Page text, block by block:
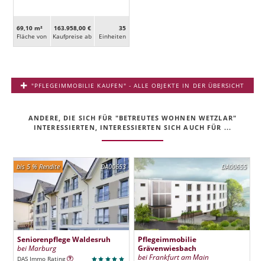
69,10 m²
Fläche von
163.958,00 €
Kaufpreise ab
35
Ein­heiten
"PFLEGEIMMOBILIE KAUFEN" - ALLE OBJEKTE IN DER ÜBERSICHT
ANDERE, DIE SICH FÜR "BETREUTES WOHNEN WETZLAR"
INTERESSIERTEN, INTERESSIERTEN SICH AUCH FÜR ...
DA00653
bis 5 % Rendite
Seniorenpflege Waldesruh
bei Marburg
DAS Immo Rating
DA00655
Pflegeimmobilie
Grävenwiesbach
bei Frankfurt am Main